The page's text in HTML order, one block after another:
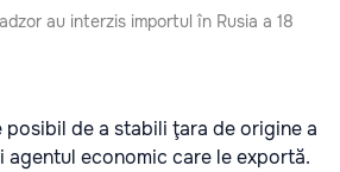
au interzis importul în Rusia a 18
posibil de a stabili ţara de origine a
economic care le exportă.